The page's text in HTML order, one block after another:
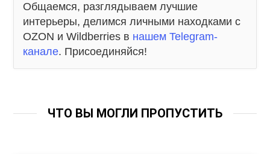
Общаемся, разглядываем лучшие
интерьеры, делимся личными находками с
OZON и Wildberries в нашем Telegram-
канале. Присоединяйся!
ЧТО ВЫ МОГЛИ ПРОПУСТИТЬ